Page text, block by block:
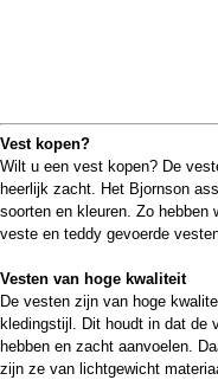
Vest kopen?
Wilt u een vest kopen? De
heerlijk zacht. Het Bjornson
soorten en kleuren. Zo hebben
veste en teddy gevoerde
Vesten van hoge kwaliteit
De vesten zijn van hoge
kledingstijl. Dit houdt in dat de
hebben en zacht aanvoelen.
zijn ze van lichtgewicht